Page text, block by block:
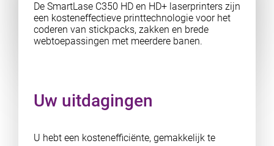
De SmartLase C350 HD en HD+ laserprinters zijn
een kosteneffectieve printtechnologie voor het
coderen van stickpacks, zakken en brede
webtoepassingen met meerdere banen.
Uw uitdagingen
U hebt een kostenefficiënte, gemakkelijk te